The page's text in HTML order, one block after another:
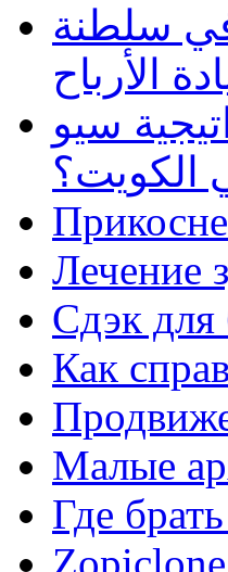
في سلطنة
الأرباح
سيو
الكويت؟
Лечение
Сдэк для
Как
Малые
Где